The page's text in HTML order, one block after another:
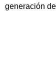
generación